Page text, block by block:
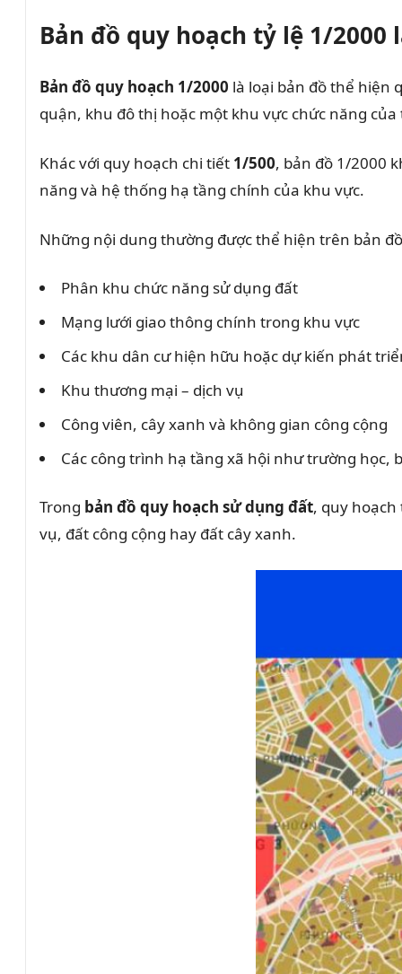
Bản đồ quy hoạch tỷ lệ 1/2000
Bản đồ quy hoạch 1/2000 là loại bản đồ thể hiện
quận, khu đô thị hoặc một khu vực chức năng
Khác với quy hoạch chi tiết 1/500, bản đồ 1/2000
năng và hệ thống hạ tầng chính của khu vực.
Những nội dung thường được thể hiện trên bản
Phân khu chức năng sử dụng đất
Mạng lưới giao thông chính trong khu vực
Các khu dân cư hiện hữu hoặc dự kiến phát
Khu thương mại – dịch vụ
Công viên, cây xanh và không gian công cộng
Các công trình hạ tầng xã hội như trường
Trong bản đồ quy hoạch sử dụng đất, quy
vụ, đất công cộng hay đất cây xanh.